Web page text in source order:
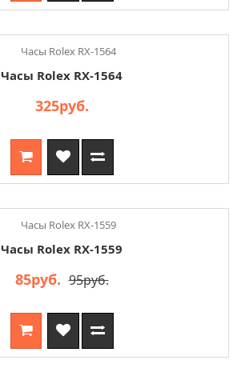
Часы Rolex RX-1564
325руб.
Часы Rolex RX-1559
85руб. 95руб.